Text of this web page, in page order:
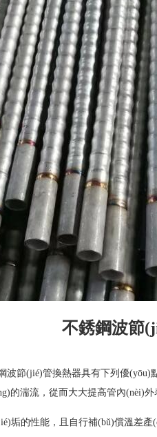
不銹鋼波節
波節(jié)管換熱器具有下列優
流，從而大大提高管內(nèi)外
能，且自行補(bǔ)償溫差產